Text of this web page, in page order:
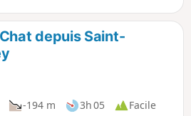
depuis Saint-
-194 m 3h 05
Facile